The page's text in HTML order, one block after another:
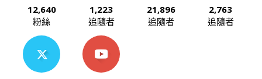
12,640
粉絲
1,223
追隨者
21,896
追隨者
2,763
追隨者